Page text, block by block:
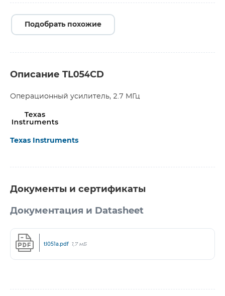
Подобрать похожие
Описание TL054CD
Операционный усилитель, 2.7 МГц
Texas Instruments
Документы и сертификаты
Документация и Datasheet
tl051a.pdf 1,7 мБ